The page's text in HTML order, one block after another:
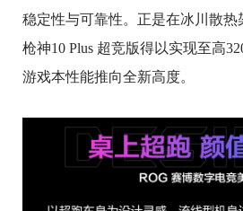
稳定性与可靠性。正是在冰川散热
枪神10 Plus 超竞版得以实现至高
游戏本性能推向全新高度。